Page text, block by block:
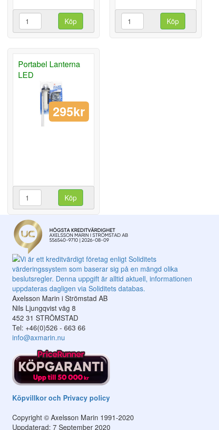
Köp Köp
Portabel Lanterna
LED
295kr
Köp
Axelsson Marin i Strömstad AB
Nils Ljungqvist väg 8
452 31 STRÖMSTAD
Tel: +46(0)526 - 663 66
info@axmarin.nu
Köpvillkor och Privacy policy
Copyright © Axelsson Marin 1991-2020
Uppdaterad: 7 September 2020